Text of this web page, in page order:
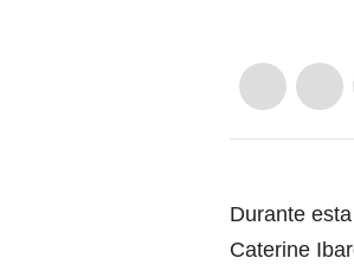
Durante
Caterine